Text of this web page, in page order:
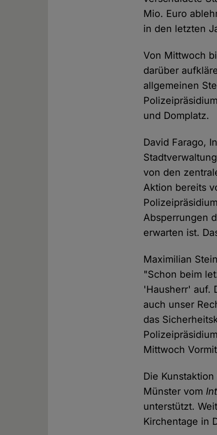
Mio. Euro
in den letzten
Von Mittwoch
darüber
allgemeinen
und Domplatz.
David Farago,
von den
Aktion bereits
Absperrungen
erwarten ist.
Maximilian
"Schon beim
'Hausherr' auf.
auch unser
das
Mittwoch
Die
Münster vom
unterstützt.
Kirchentage in